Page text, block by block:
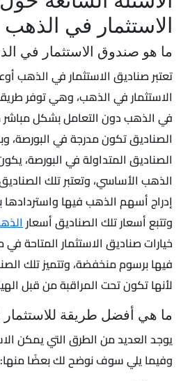
الاستثمار في الذهب
ما هو صندوق الاستثمار في
تعتبر صناديق الاستثمار في الذهب
الاستثمار في الذهب، وهي توفر
في الذهب دون التعامل بشكل
الصناديق تكون مدرجة في البورصة،
الصناديق المتداولة في البورصة،
الذهب الأساسي، وتعتبر تلك
إدراج أسهم الذهب فيها واستردادها
وتتبع أسعار تلك الصناديق أسعار
خيارات صناديق الاستثمار المتاحة
فيها برسوم منخفضة، وتتميز تلك
لأنها تكون تحت المراقبة من قبل
ما هي أفضل طريقة
يوجد العديد من الطرق التي يمكن
وفيما يلي سوف نوضح لك بعضًا منها: